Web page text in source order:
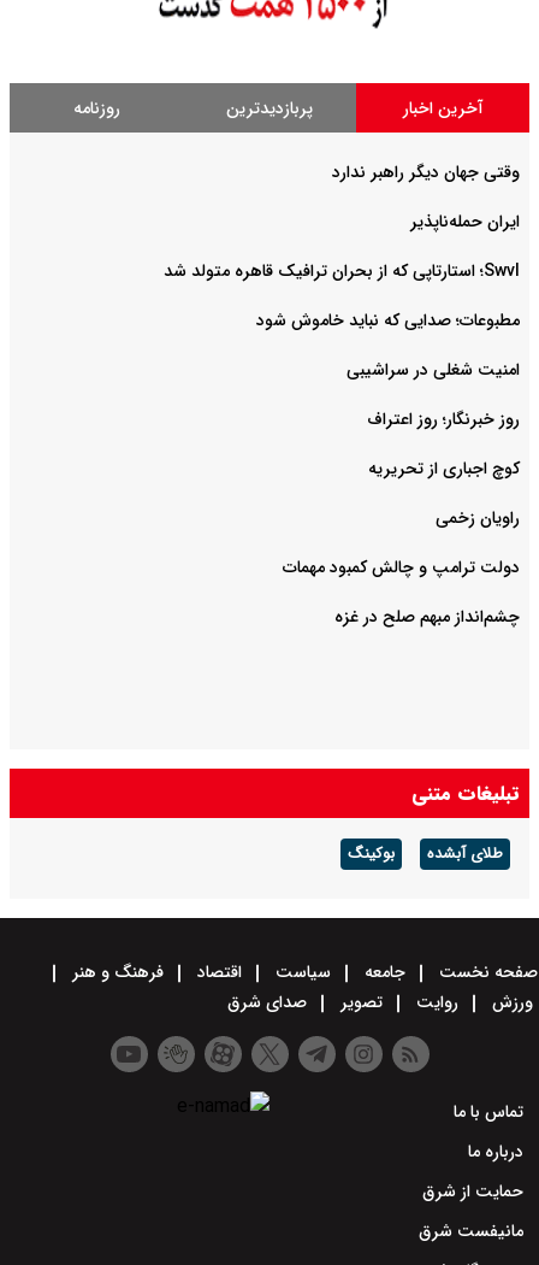
آخرین اخبار پربازدیدترین روزنامه
وقتی جهان دیگر راهبر ندارد
ایران حمله‌ناپذیر
Swvl؛ استارتاپی که از بحران ترافیک قاهره متولد شد
مطبوعات؛ صدایی که نباید خاموش شود
امنیت شغلی در سراشیبی
روز خبرنگار؛ روز اعتراف
کوچ اجباری از تحریریه
راویان زخمی
دولت ترامپ و چالش کمبود مهمات
چشم‌انداز مبهم صلح در غزه
تبلیغات متنی
طلای آبشده بوکینگ
صفحه نخست جامعه سیاست اقتصاد
فرهنگ و هنر
ورزش
روایت تصویر صدای شرق
تماس با ما
درباره ما
حمایت از شرق
مانیفست شرق